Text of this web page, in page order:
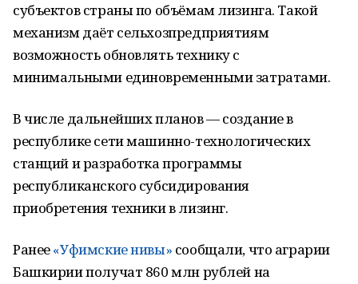
субъектов страны по объёмам лизинга. Такой
механизм даёт сельхозпредприятиям
возможность обновлять технику с
минимальными единовременными затратами.
В числе дальнейших планов — создание в
республике сети машинно-технологических
станций и разработка программы
республиканского субсидирования
приобретения техники в лизинг.
Ранее«Уфимские нивы» сообщали, что аграрии
Башкирии получат 860 млн рублей на